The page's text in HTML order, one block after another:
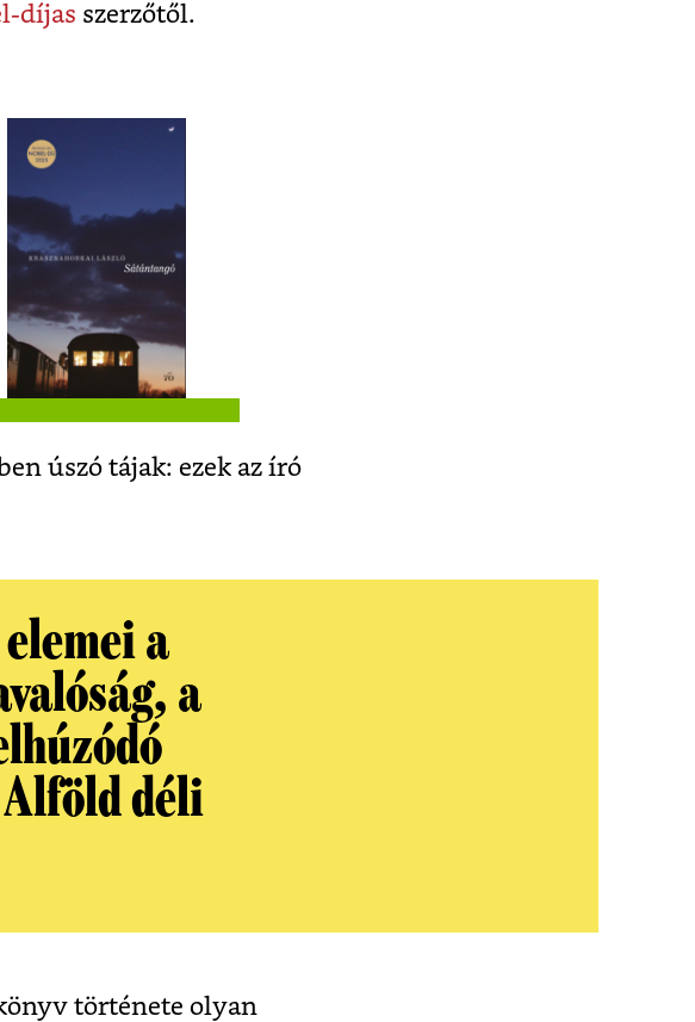
díjas szerzőtől.
úszó tájak: ezek az író
a
a
déli
története olyan